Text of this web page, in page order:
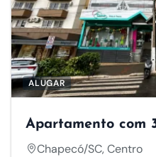
ALUGAR
Apartamento com
Chapecó/SC, Centro